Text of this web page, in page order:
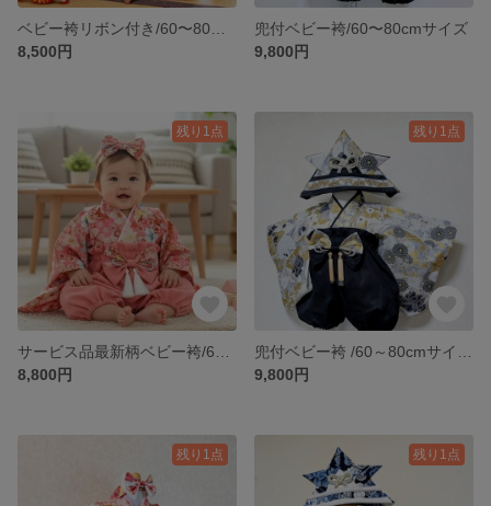
8,500円
兜付ベビー袴/60〜80cmサイズ
9,800円
残り1点
8,800円
残り1点
9,800円
残り1点 残り1点